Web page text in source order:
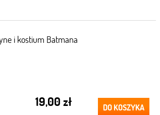
i kostium Batmana
19,00 zł DO KOSZYKA